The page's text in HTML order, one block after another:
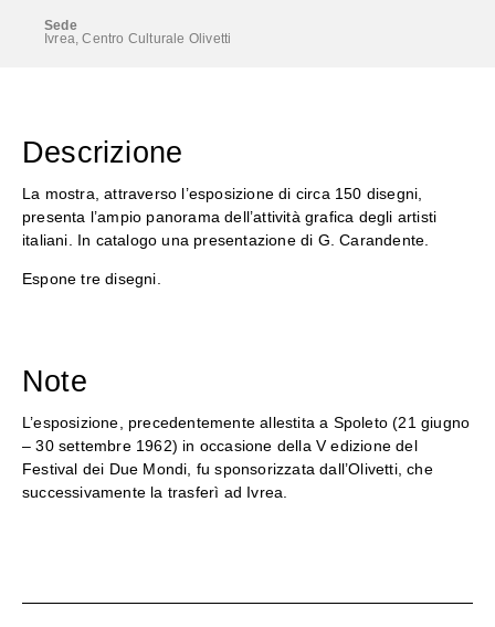
Sede
Ivrea, Centro Culturale Olivetti
Descrizione
La mostra, attraverso l’esposizione di circa 150 disegni,
presenta l’ampio panorama dell’attività grafica degli artisti
italiani. In catalogo una presentazione di G. Carandente.
Espone tre disegni.
Note
L’esposizione, precedentemente allestita a Spoleto (21 giugno
– 30 settembre 1962) in occasione della V edizione del
Festival dei Due Mondi, fu sponsorizzata dall’Olivetti, che
successivamente la trasferì ad Ivrea.